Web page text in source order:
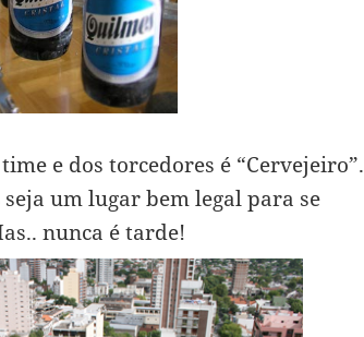
e dos torcedores é “Cervejeiro”.
seja um lugar bem legal para se
nunca é tarde!